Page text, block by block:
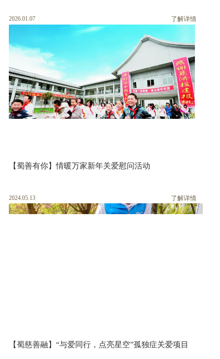
2026.01.07 了解详情
【蜀善有你】情暖万家新年关爱慰问活动
2024.05.13 了解详情
【蜀慈善融】“与爱同行，点亮星空”孤独症关爱项目